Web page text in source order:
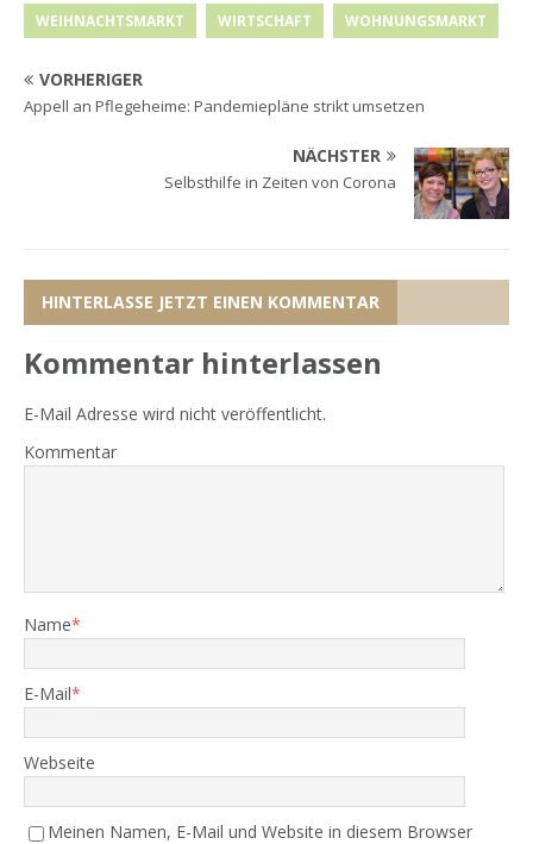
WEIHNACHTSMARKT WIRTSCHAFT WOHNUNGSMARKT
VORHERIGER
Appell an Pflegeheime: Pandemiepläne strikt umsetzen
NÄCHSTER
Selbsthilfe in Zeiten von Corona
HINTERLASSE JETZT EINEN KOMMENTAR
Kommentar hinterlassen
E-Mail Adresse wird nicht veröffentlicht.
Kommentar
Name*
E-Mail*
Webseite
Meinen Namen, E-Mail und Website in diesem Browser